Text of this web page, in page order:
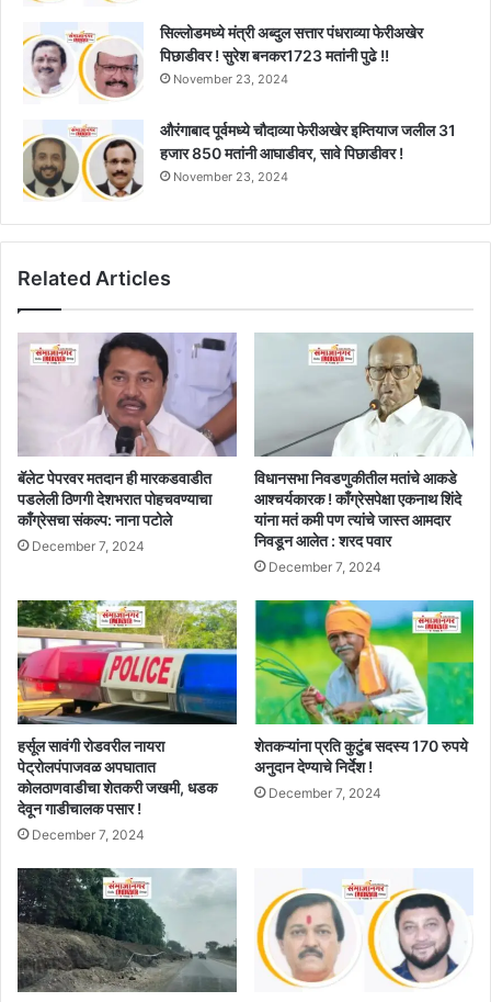
सिल्लोडमध्ये मंत्री अब्दुल सत्तार पंधराव्या फेरीअखेर
पिछाडीवर ! सुरेश बनकर1723 मतांनी पुढे !!
November 23, 2024
औरंगाबाद पूर्वमध्ये चौदाव्या फेरीअखेर इम्तियाज जलील 31
हजार 850 मतांनी आघाडीवर, सावे पिछाडीवर !
November 23, 2024
Related Articles
बॅलेट पेपरवर मतदान ही मारकडवाडीत
पडलेली ठिणगी देशभरात पोहचवण्याचा
काँग्रेसचा संकल्प: नाना पटोले
December 7, 2024
विधानसभा निवडणुकीतील मतांचे आकडे
आश्चर्यकारक ! काँग्रेसपेक्षा एकनाथ शिंदे
यांना मतं कमी पण त्यांचे जास्त आमदार
निवडून आलेत : शरद पवार
December 7, 2024
हर्सूल सावंगी रोडवरील नायरा
पेट्रोलपंपाजवळ अपघातात
कोलठाणवाडीचा शेतकरी जखमी, धडक
देवून गाडीचालक पसार !
December 7, 2024
शेतकऱ्यांना प्रति कुटुंब सदस्य 170 रुपये
अनुदान देण्याचे निर्देश !
December 7, 2024